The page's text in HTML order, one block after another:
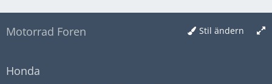
Stil ändern
Motorrad Foren
Honda